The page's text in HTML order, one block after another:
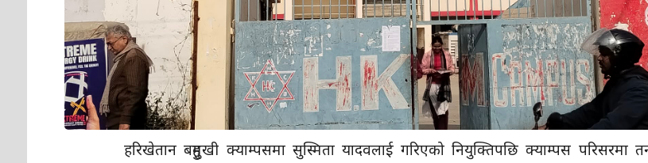
हरिखेतान बहुमुखी क्याम्पसमा सुस्मिता यादवलाई गरिएको नियुक्तिपछि क्याम्पस